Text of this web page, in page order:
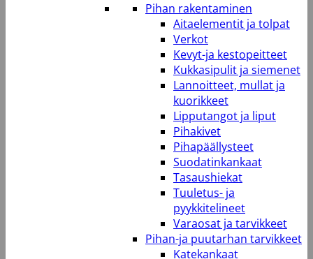
Pihan rakentaminen
Aitaelementit ja tolpat
Verkot
Kevyt-ja kestopeitteet
Kukkasipulit ja siemenet
Lannoitteet, mullat ja
kuorikkeet
Lipputangot ja liput
Pihakivet
Pihapäällysteet
Suodatinkankaat
Tasaushiekat
Tuuletus- ja
pyykkitelineet
Varaosat ja tarvikkeet
Pihan-ja puutarhan tarvikkeet
Katekankaat